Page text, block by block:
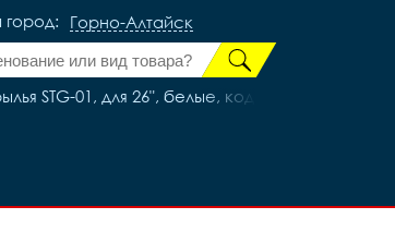
Горно-Алтайск
STG-01, для 26", белые, код 87829